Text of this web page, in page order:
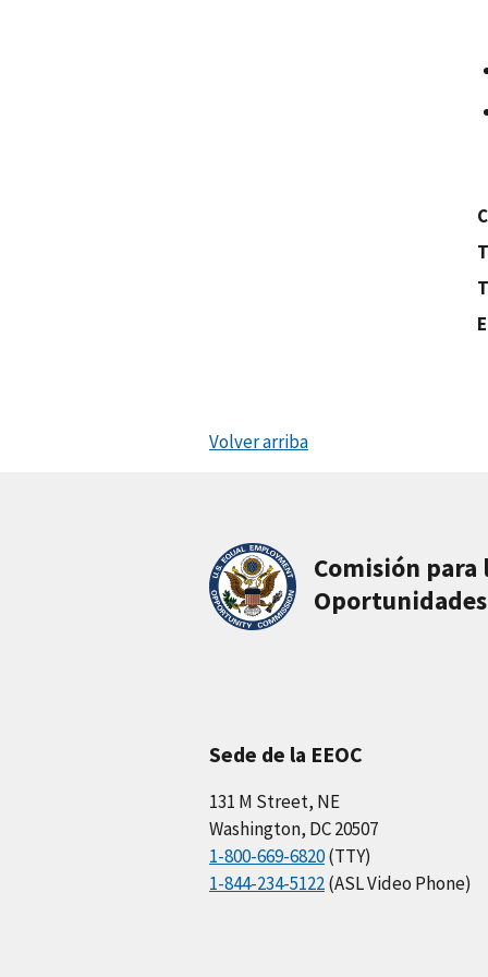
Volver arriba
Comisión para
Sede de la EEOC
131 M Street, NE
Washington, DC 20507
1-800-669-6820(TTY)
1-844-234-5122(ASL Video Phone)